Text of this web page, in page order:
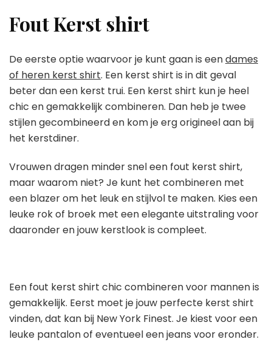
Fout Kerst shirt
De eerste optie waarvoor je kunt gaan is eendames
of heren kerst shirt. Een kerst shirt is in dit geval
beter dan een kerst trui. Een kerst shirt kun je heel
chic en gemakkelijk combineren. Dan heb je twee
stijlen gecombineerd en kom je erg origineel aan bij
het kerstdiner.
Vrouwen dragen minder snel een fout kerst shirt,
maar waarom niet? Je kunt het combineren met
een blazer om het leuk en stijlvol te maken. Kies een
leuke rok of broek met een elegante uitstraling voor
daaronder en jouw kerstlook is compleet.
Een fout kerst shirt chic combineren voor mannen is
gemakkelijk. Eerst moet je jouw perfecte kerst shirt
vinden, dat kan bij New York Finest. Je kiest voor een
leuke pantalon of eventueel een jeans voor eronder.